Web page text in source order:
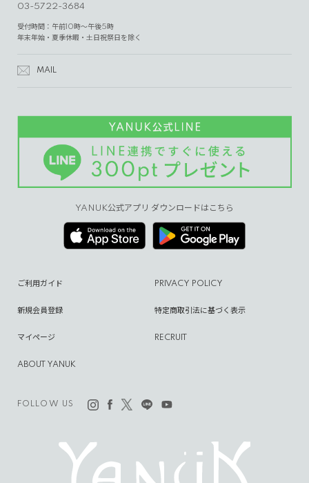
03-5722-3684
受付時間：午前10時～午後5時
年末年始・夏季休暇・土日祝祭日を除く
MAIL
YANUK公式アプリ ダウンロードはこちら
FOLLOW US
ご利用ガイド PRIVACY POLICY
新規会員登録 特定商取引法に基づく表示
マイページ RECRUIT
ABOUT YANUK